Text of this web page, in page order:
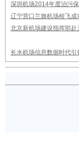
深圳机场2014年度治污
辽宁营口兰旗机场校飞
北京新机场建设指挥部
长水机场信息数据时代